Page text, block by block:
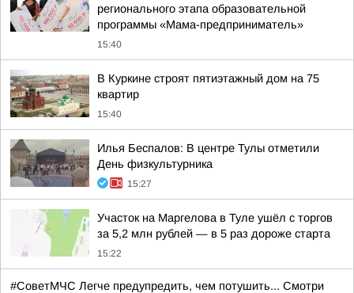
регионального этапа образовательной
программы «Мама-предприниматель»
15:40
В Куркине строят пятиэтажный дом на 75
квартир
15:40
Илья Беспалов: В центре Тулы отметили
День физкультурника
15:27
Участок на Маргелова в Туле ушёл с торгов
за 5,2 млн рублей — в 5 раз дороже старта
15:22
#СоветМЧС Легче предупредить, чем потушить... Смотри